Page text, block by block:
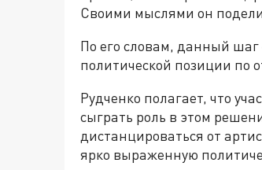
Своими мыслями он
По его словам, данный шаг
политической позиции по
Рудченко полагает, что
сыграть роль в этом
дистанцироваться от
ярко выраженную